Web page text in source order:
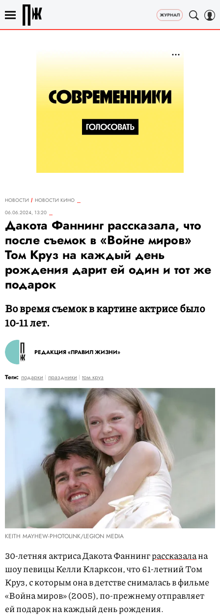
НОВОСТИ
НОВОСТИ КИНО
06.06.2024, 13:20
Дакота Фаннинг рассказала, что
после съемок в «Войне миров»
Том Круз на каждый день
рождения дарит ей один и тот же
подарок
Во время съемок в картине актрисе было
10-11 лет.
РЕДАКЦИЯ «ПРАВИЛ ЖИЗНИ»
Теги: подарки праздники том круз
KEITH MAYHEW-PHOTOLINK/LEGION MEDIA
30-летняя актриса Дакота Фаннинграссказалана
шоу певицы Келли Кларксон, что 61-летний Том
Круз, с которым она в детстве снималась в фильме
«Война миров» (2005), по-прежнему отправляет
ей подарок на каждый день рождения.